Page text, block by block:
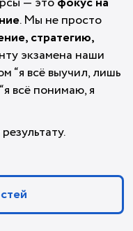
. Мы не просто
стратегию,
экзамена наши
“я всё выучил, лишь
всё понимаю, я